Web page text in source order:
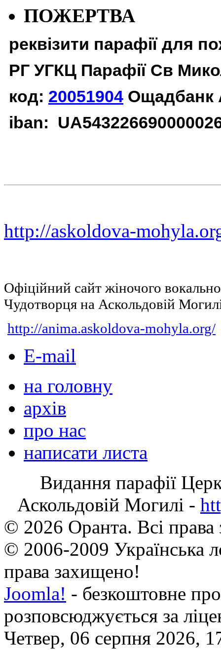
ПОЖЕРТВА
реквізити парафії для
РГ УГКЦ Парафії Св
код: 20051904 Ощадбанк
iban:
http://askoldova-
Офіційний сайт жіночого
Чудотворця на Аскольдовій
http://anima.askoldova-mohyla.org/
E-mail
на головну
архів
про нас
написати листа
Видання парафії
Аскольдовій Могилі -
© 2026 Оранта. Всі
© 2006-2009 Українська
права захищено!
Joomla! - безкоштовне
розповсюджується за
Четвер, 06 серпня 2026,